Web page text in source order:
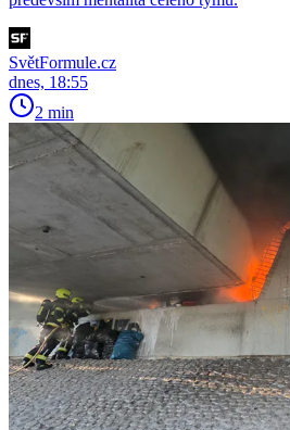
SvětFormule.cz
dnes, 18:55
2 min